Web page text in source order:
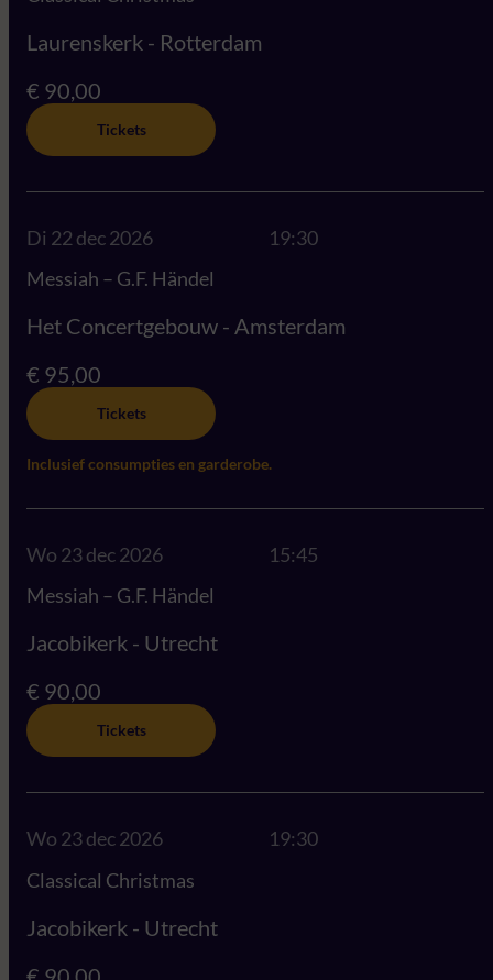
Laurenskerk - Rotterdam
€ 90,00
Tickets
Di 22 dec 2026
19:30
Messiah – G.F. Händel
Het Concertgebouw - Amsterdam
€ 95,00
Tickets
Inclusief consumpties en garderobe.
Wo 23 dec 2026
15:45
Messiah – G.F. Händel
Jacobikerk - Utrecht
€ 90,00
Tickets
Wo 23 dec 2026
19:30
Classical Christmas
Jacobikerk - Utrecht